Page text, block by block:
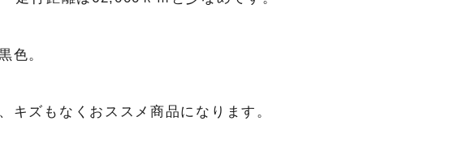
色。
キズもなくおススメ商品になります。